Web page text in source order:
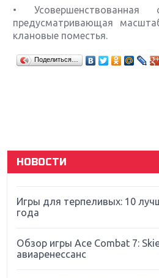
• Усовершенствованная
предусматривающая
клановые поместья.
Поделиться…
НОВОСТИ
Крупнейшие релизы мая:
Sony
Far Cry 5: хвалить нельзя
Игры для терпеливых: 10
года
Обзор игры Ace Combat 7:
авиаренессанс